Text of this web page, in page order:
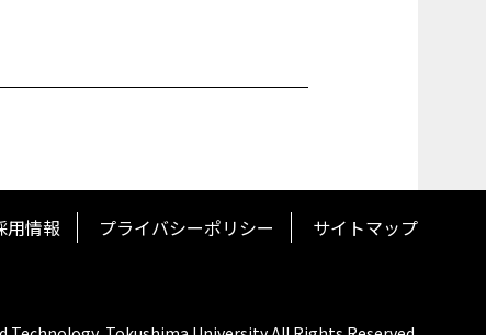
用情報 プライバシーポリシー サイトマップ